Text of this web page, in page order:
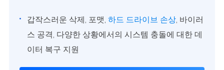
갑작스러운 삭제, 포맷, 하드 드라이브 손상, 바이러
스 공격, 다양한 상황에서의 시스템 충돌에 대한 데
이터 복구 지원